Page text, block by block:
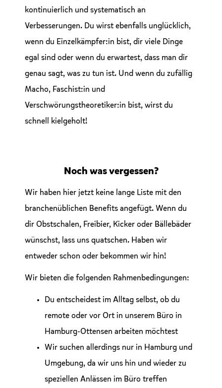
kontinuierlich und systematisch an
Verbesserungen. Du wirst ebenfalls unglücklich,
wenn du Einzelkämpfer:in bist, dir viele Dinge
egal sind oder wenn du erwartest, dass man dir
genau sagt, was zu tun ist. Und wenn du zufällig
Macho, Faschist:in und
Verschwörungstheoretiker:in bist, wirst du
schnell kielgeholt!
Noch was vergessen?
Wir haben hier jetzt keine lange Liste mit den
branchenüblichen Benefits angefügt. Wenn du
dir Obstschalen, Freibier, Kicker oder Bällebäder
wünschst, lass uns quatschen. Haben wir
entweder schon oder bekommen wir hin!
Wir bieten die folgenden Rahmenbedingungen:
Du entscheidest im Alltag selbst, ob du
remote oder vor Ort in unserem Büro in
Hamburg-Ottensen arbeiten möchtest
Wir suchen allerdings nur in Hamburg und
Umgebung, da wir uns hin und wieder zu
speziellen Anlässen im Büro treffen